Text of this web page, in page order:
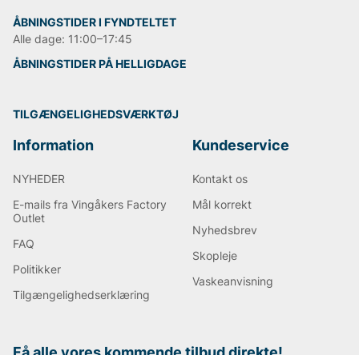
ÅBNINGSTIDER I FYNDTELTET
Alle dage: 11:00–17:45
ÅBNINGSTIDER PÅ HELLIGDAGE
TILGÆNGELIGHEDSVÆRKTØJ
Information
NYHEDER
E-mails fra Vingåkers Factory
Outlet
FAQ
Politikker
Tilgængelighedserklæring
Kundeservice
Kontakt os
Mål korrekt
Nyhedsbrev
Skopleje
Vaskeanvisning